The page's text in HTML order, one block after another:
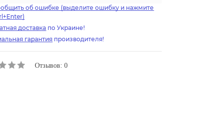
об ошибке (выделите ошибку и нажмите
доставка по Украине!
гарантия производителя!
Отзывов: 0